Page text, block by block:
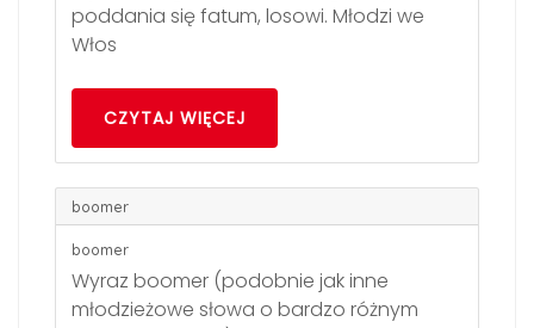
poddania się fatum, losowi. Młodzi we
Włos
CZYTAJ WIĘCEJ
boomer
boomer
Wyraz boomer (podobnie jak inne
młodzieżowe słowa o bardzo różnym